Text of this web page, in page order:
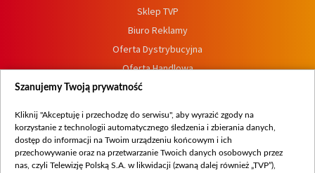
Sklep TVP
Biuro Reklamy
Oferta Dystrybucyjna
Oferta Handlowa
Dostępność
Procedura zgłoszeń wewnętrznych
Szanujemy Twoją prywatność
Kliknij "Akceptuję i przechodzę do serwisu", aby wyrazić zgody na
korzystanie z technologii automatycznego śledzenia i zbierania danych,
dostęp do informacji na Twoim urządzeniu końcowym i ich
przechowywanie oraz na przetwarzanie Twoich danych osobowych przez
nas, czyli Telewizję Polską S.A. w likwidacji (zwaną dalej również „TVP”),